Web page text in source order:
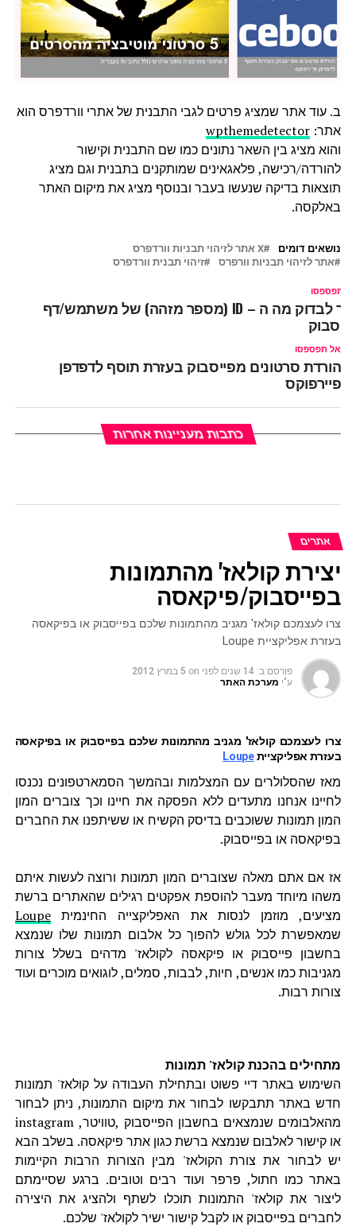
ב. עוד אתר שמציג פרטים לגבי התבנית של אתרי וורדפרס הוא
אתר: wpthemedetector
והוא מציג בין השאר נתונים כמו שם התבנית וקישור
להורדה/רכישה, פלאגאינים שמותקנים בתבנית וגם מציג
תוצאות בדיקה שנעשו בעבר ובנוסף מציג את מיקום האתר
באלקסה.
נושאים דומים
X אתר לזיהוי תבניות וורדפרס
אתר לזיהוי תבניות וורפרס
זיהוי תבנית וורדפרס
תפספסו
איך לבדוק מה ה – ID (מספר מזהה) של משתמש/דף
אל תפספסו
הורדת סרטונים מפייסבוק בעזרת תוסף לדפדפן
פיירפוקס
כתבות מעניינות אחרות
אתרים
יצירת קולאז' מהתמונות
בפייסבוק/פיקאסה
צרו לעצמכם קולאז' מגניב מהתמונות שלכם בפייסבוק או בפיקאסה
בעזרת אפליקציית Loupe
פורסם ב: 14 שנים לפני on 5 במרץ 2012
ע"י מערכת האתר
צרו לעצמכם קולאז' מגניב מהתמונות שלכם בפייסבוק או בפיקאסה
בעזרת אפליקצייתLoupe
מאז שהסלולרים עם המצלמות ובהמשך הסמארטפונים נכנסו
לחיינו אנחנו מתעדים ללא הפסקה את חיינו וכך צוברים המון
המון תמונות ששוכבים בדיסק הקשיח או ששיתפנו את החברים
בפיקאסה או בפייסבוק.
אז אם אתם מאלה שצוברים המון תמונות ורוצה לעשות איתם
משהו מיוחד מעבר להוספת אפקטים רגילים שהאתרים ברשת
מציעים, מוזמן לנסות את האפליקצייה החינמיתLoupe
שמאפשרת לכל גולש להפוך כל אלבום תמונות שלו שנמצא
בחשבון פייסבוק או פיקאסה לקולאז' מדהים בשלל צורות
מגניבות כמו אנשים, חיות, לבבות, סמלים, לוגואים מוכרים ועוד
צורות רבות.
מתחילים בהכנת קולאז' תמונות
השימוש באתר דיי פשוט ובתחילת העבודה על קולאז' תמונות
חדש באתר תתבקשו לבחור את מיקום התמונות, ניתן לבחור
מהאלבומים שנמצאים בחשבון הפייסבוק ,טוויטר, instagram
או קישור לאלבום שנמצא ברשת כגון אתר פיקאסה. בשלב הבא
יש לבחור את צורת הקולאז' מבין הצורות הרבות הקיימות
באתר כמו חתול, פרפר ועוד רבים וטובים. ברגע שסיימתם
ליצור את קולאז' התמונות תוכלו לשתף ולהציג את היצירה
לחברים בפייסבוק או לקבל קישור ישיר לקולאז' שלכם.